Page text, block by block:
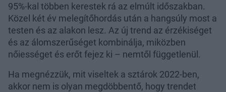
95%-kal többen kerestek rá az elmúlt időszakban.
Közel két év melegítőhordás után a hangsúly most a
testen és az alakon lesz. Az új trend az érzékiséget
és az álomszerűséget kombinálja, miközben
nőiességet és erőt fejez ki – nemtől függetlenül.
Ha megnézzük, mit viseltek a sztárok 2022-ben,
akkor nem is olyan megdöbbentő, hogy trendet